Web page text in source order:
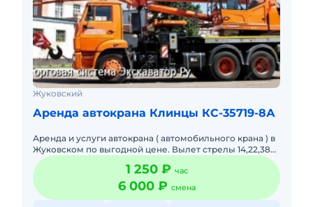
Жуковский
Аренда автокрана Клинцы КС-35719-8А
Аренда и услуги автокрана ( автомобильного крана ) в
Жуковском по выгодной цене. Вылет стрелы 14,22,38
метра. 14 l 25 l 32 тонн
1 250 ₽ час
6 000 ₽ смена